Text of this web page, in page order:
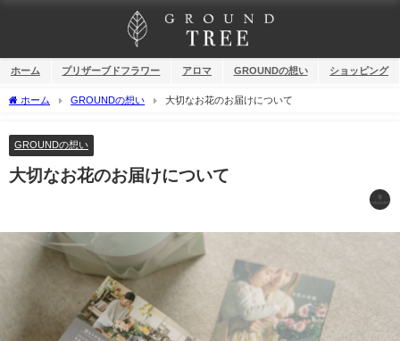
ホーム プリザーブドフラワー アロマ GROUNDの想い ショッピング
ホーム GROUNDの想い 大切なお花のお届けについて
GROUNDの想い
大切なお花のお届けについて